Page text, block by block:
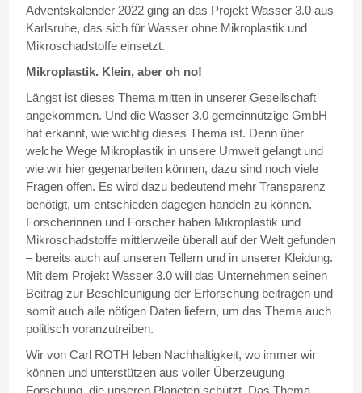
Adventskalender 2022 ging an das Projekt Wasser 3.0 aus
Karlsruhe, das sich für Wasser ohne Mikroplastik und
Mikroschadstoffe einsetzt.
Mikroplastik. Klein, aber oh no!
Längst ist dieses Thema mitten in unserer Gesellschaft
angekommen. Und die Wasser 3.0 gemeinnützige GmbH
hat erkannt, wie wichtig dieses Thema ist. Denn über
welche Wege Mikroplastik in unsere Umwelt gelangt und
wie wir hier gegenarbeiten können, dazu sind noch viele
Fragen offen. Es wird dazu bedeutend mehr Transparenz
benötigt, um entschieden dagegen handeln zu können.
Forscherinnen und Forscher haben Mikroplastik und
Mikroschadstoffe mittlerweile überall auf der Welt gefunden
– bereits auch auf unseren Tellern und in unserer Kleidung.
Mit dem Projekt Wasser 3.0 will das Unternehmen seinen
Beitrag zur Beschleunigung der Erforschung beitragen und
somit auch alle nötigen Daten liefern, um das Thema auch
politisch voranzutreiben.
Wir von Carl ROTH leben Nachhaltigkeit, wo immer wir
können und unterstützen aus voller Überzeugung
Forschung, die unseren Planeten schützt. Das Thema